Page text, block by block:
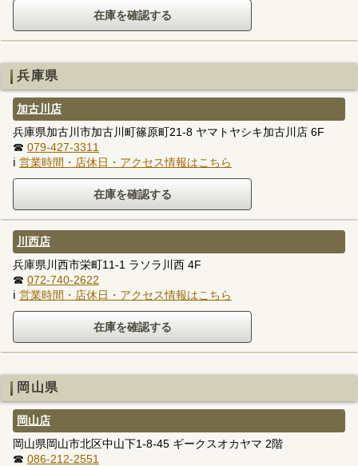
兵庫県
加古川店
兵庫県加古川市加古川町篠原町21-8 ヤマトヤシキ加古川店 6F
☎ 079-427-3311
ℹ 営業時間・店休日・アクセス情報はこちら
川西店
兵庫県川西市栄町11-1 ラソラ川西 4F
☎ 072-740-2622
ℹ 営業時間・店休日・アクセス情報はこちら
岡山県
岡山店
岡山県岡山市北区中山下1-8-45 ギークスオカヤマ 2階
☎ 086-212-2551